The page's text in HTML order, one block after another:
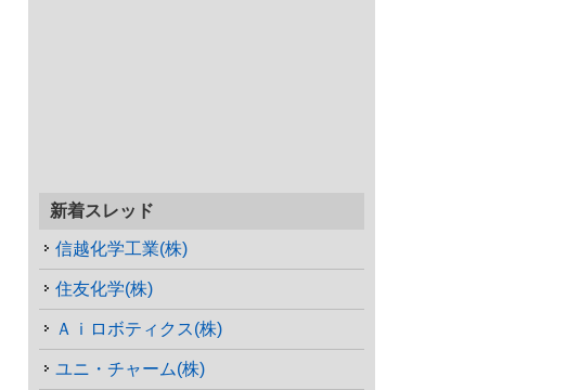
新着スレッド
信越化学工業(株)
住友化学(株)
Ａｉロボティクス(株)
ユニ・チャーム(株)